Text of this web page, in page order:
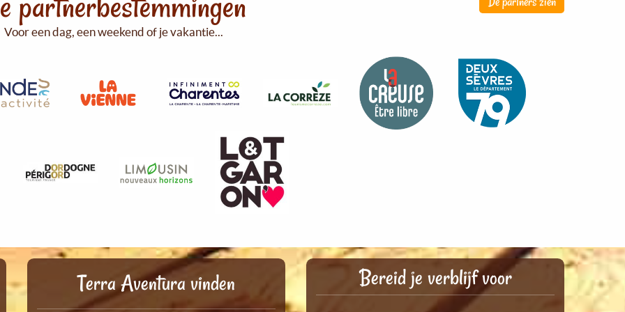
Voor een dag, een weekend of je vakantie...
Terra Aventura vinden Bereid je verblijf voor